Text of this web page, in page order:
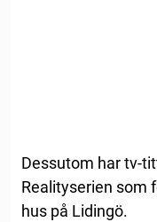
Dessutom har tv-
Realityserien som
hus på Lidingö.